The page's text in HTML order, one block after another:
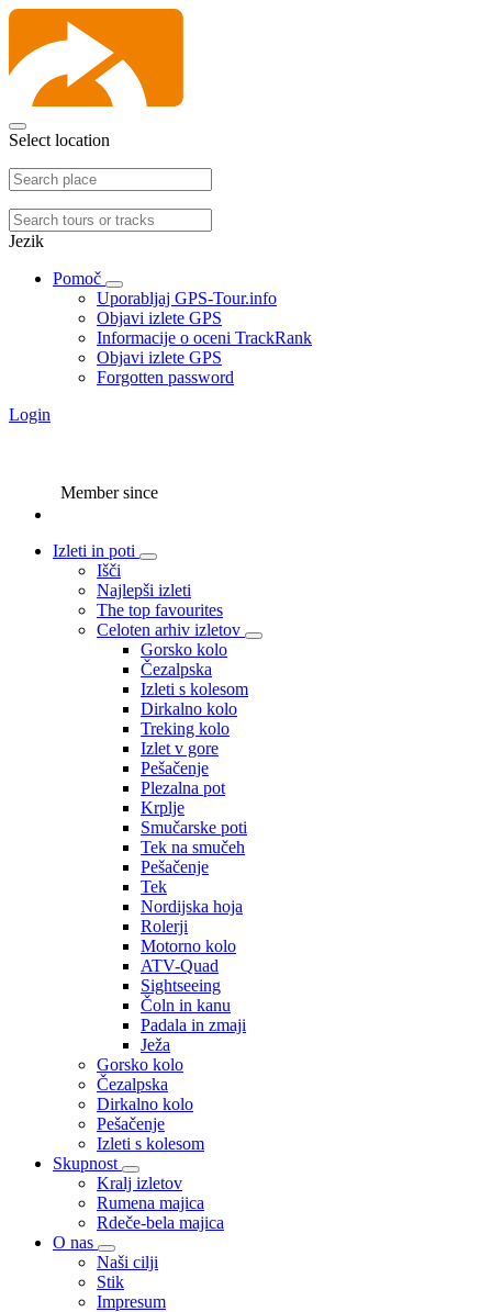
Select location
Jezik
Pomoč
Uporabljaj GPS-Tour.info
Objavi izlete GPS
Informacije o oceni TrackRank
Objavi izlete GPS
Forgotten password
Login
Member since
Izleti in poti
Išči
Najlepši izleti
The top favourites
Celoten arhiv izletov
Gorsko kolo
Čezalpska
Izleti s kolesom
Dirkalno kolo
Treking kolo
Izlet v gore
Pešačenje
Plezalna pot
Krplje
Smučarske poti
Tek na smučeh
Pešačenje
Tek
Nordijska hoja
Rolerji
Motorno kolo
ATV-Quad
Sightseeing
Čoln in kanu
Padala in zmaji
Ježa
Gorsko kolo
Čezalpska
Dirkalno kolo
Pešačenje
Izleti s kolesom
Skupnost
Kralj izletov
Rumena majica
Rdeče-bela majica
O nas
Naši cilji
Stik
Impresum